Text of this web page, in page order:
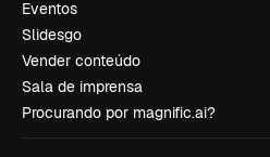
Eventos
Slidesgo
Vender conteúdo
Sala de imprensa
Procurando por magnific.ai?